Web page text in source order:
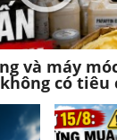
và máy
có tiêu